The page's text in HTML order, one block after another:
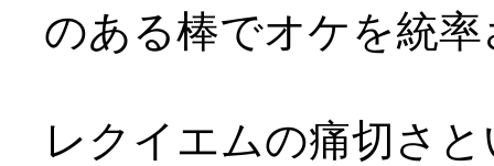
のある棒でオケを統
レクイエムの痛切さ